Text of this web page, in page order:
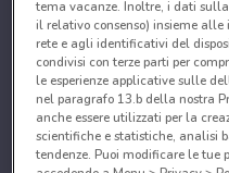
tema vacanze. Inoltre, i dati
il relativo consenso) insieme
rete e agli identificativi del
condivisi con terze parti per
le esperienze applicative sulle
nel paragrafo 13.b della nostra
anche essere utilizzati per la
scientifiche e statistiche, analisi
tendenze. Puoi modificare le tue